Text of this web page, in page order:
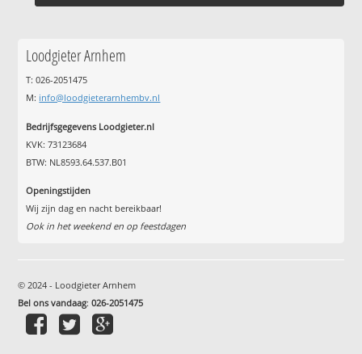
Loodgieter Arnhem
T: 026-2051475
M: info@loodgieterarnhembv.nl
Bedrijfsgegevens Loodgieter.nl
KVK: 73123684
BTW: NL8593.64.537.B01
Openingstijden
Wij zijn dag en nacht bereikbaar!
Ook in het weekend en op feestdagen
© 2024 - Loodgieter Arnhem
Bel ons vandaag:026-2051475